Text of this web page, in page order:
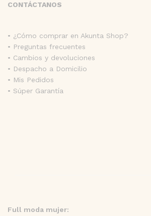
CONTÁCTANOS
• ¿Cómo comprar en Akunta Shop?
• Preguntas frecuentes
• Cambios y devoluciones
• Despacho a Domicilio
• Mis Pedidos
• Súper Garantía
Full moda mujer: